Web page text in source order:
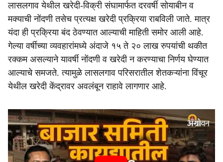
लासलगाव येथील खरेदी-विक्री संघामार्फत दरवर्षी सोयाबीन व
मक्याची नोंदणी तसेच प्रत्यक्ष खरेदी प्रक्रिया राबविली जाते. मात्र
यंदा ही प्रक्रिया बंद ठेवण्यात आल्याची माहिती समोर आली आहे.
गेल्या वर्षीच्या व्यवहारांमध्ये अंदाजे १५ ते २० लाख रुपयांची थकीत
रक्कम असल्याने यावर्षी नोंदणी व खरेदी न करण्याचा निर्णय घेण्यात
आल्याचे समजते. त्यामुळे लासलगाव परिसरातील शेतकऱ्यांना विंचूर
येथील खरेदी केंद्रावर अवलंबून राहावे लागणार आहे.